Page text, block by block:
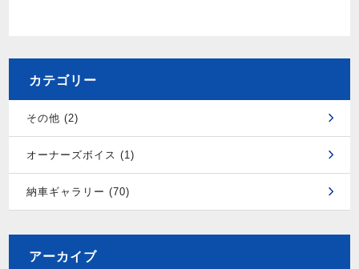
カテゴリー
その他 (2)
オーナーズボイス (1)
納車ギャラリー (70)
アーカイブ